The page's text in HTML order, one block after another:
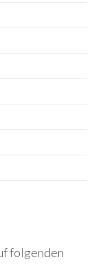
folgenden